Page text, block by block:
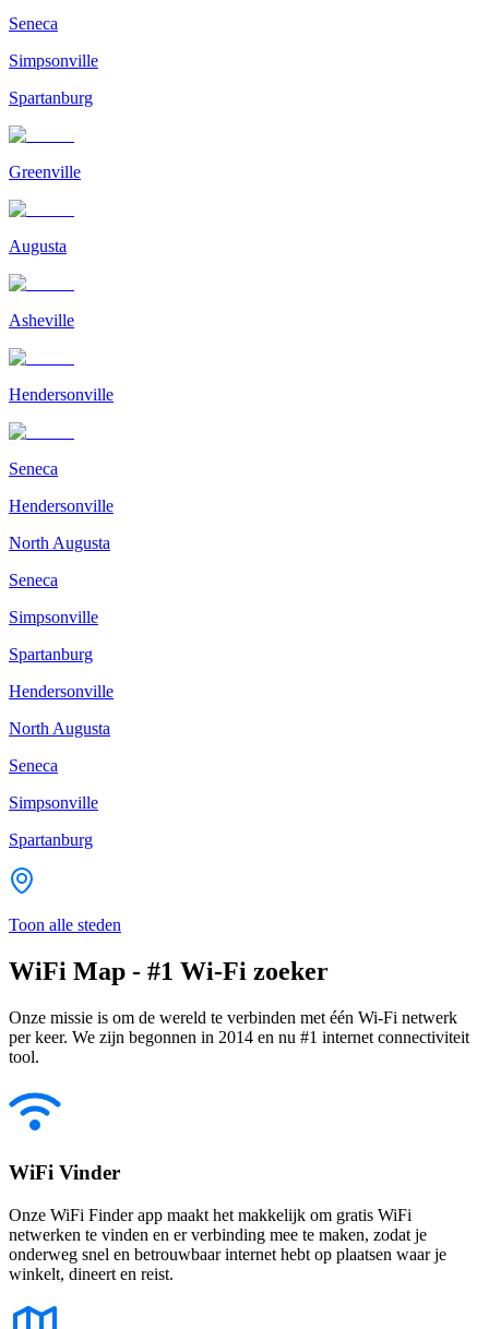
Seneca
Simpsonville
Spartanburg
Greenville
Augusta
Asheville
Hendersonville
Seneca
Hendersonville
North Augusta
Seneca
Simpsonville
Spartanburg
Hendersonville
North Augusta
Seneca
Simpsonville
Spartanburg
Toon alle steden
WiFi Map - #1 Wi-Fi zoeker
Onze missie is om de wereld te verbinden met één Wi-Fi netwerk
per keer. We zijn begonnen in 2014 en nu #1 internet connectiviteit
tool.
WiFi Vinder
Onze WiFi Finder app maakt het makkelijk om gratis WiFi
netwerken te vinden en er verbinding mee te maken, zodat je
onderweg snel en betrouwbaar internet hebt op plaatsen waar je
winkelt, dineert en reist.